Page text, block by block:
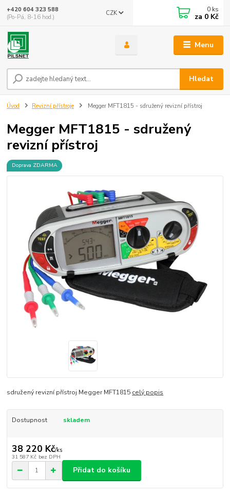
Menu
CZK
Hledat
+420 604 323 588
(Po-Pá, 8-16 hod.)
0 ks
za 0 Kč
Úvod Revizní přístroje Megger MFT1815 - sdružený revizní přístroj
Megger MFT1815 - sdružený
revizní přístroj
Doprava ZDARMA
sdružený revizní přístroj Megger MFT1815 celý popis
Dostupnost skladem
38 220 Kč/ks
31 587 Kč bez DPH
Přidat do košíku